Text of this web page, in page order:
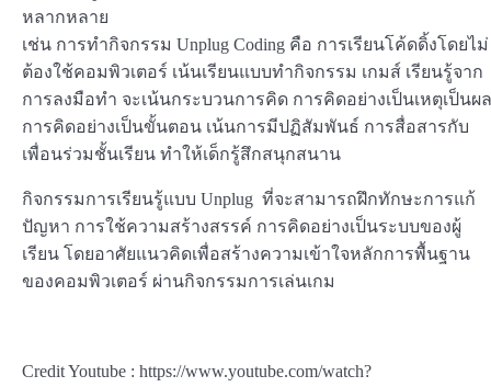
หลากหลาย
เช่น การทำกิจกรรม Unplug Coding คือ การเรียนโค้ดดิ้งโดยไม่
ต้องใช้คอมพิวเตอร์ เน้นเรียนแบบทำกิจกรรม เกมส์ เรียนรู้จาก
การลงมือทำ จะเน้นกระบวนการคิด การคิดอย่างเป็นเหตุเป็นผล
การคิดอย่างเป็นขั้นตอน เน้นการมีปฏิสัมพันธ์ การสื่อสารกับ
เพื่อนร่วมชั้นเรียน ทำให้เด็กรู้สึกสนุกสนาน
กิจกรรมการเรียนรู้แบบ Unplug ที่จะสามารถฝึกทักษะการแก้
ปัญหา การใช้ความสร้างสรรค์ การคิดอย่างเป็นระบบของผู้
เรียน โดยอาศัยแนวคิดเพื่อสร้างความเข้าใจหลักการพื้นฐาน
ของคอมพิวเตอร์ ผ่านกิจกรรมการเล่นเกม
Credit Youtube : https://www.youtube.com/watch?